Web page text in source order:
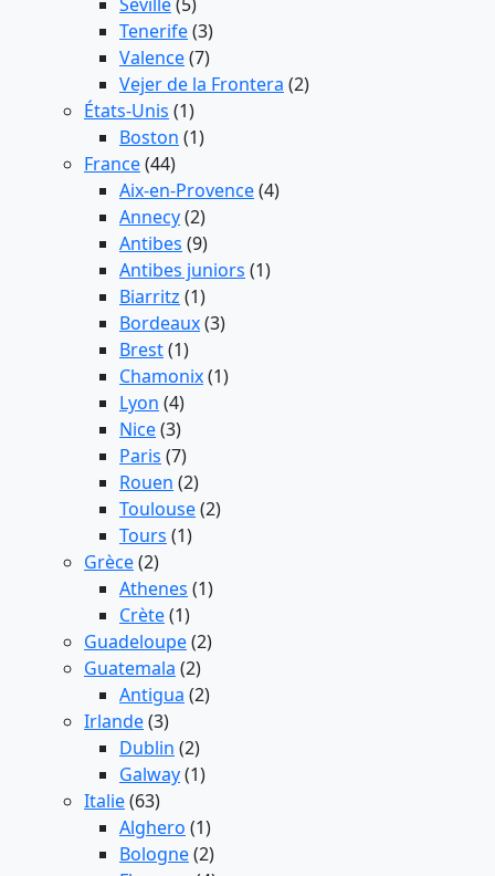
Tenerife(3)
Valence(7)
Vejer de la Frontera (2)
États-Unis (1)
Boston (1)
France(44)
Aix-en-Provence(4)
Annecy(2)
Antibes (9)
Antibes juniors (1)
Biarritz (1)
Bordeaux(3)
Brest(1)
Chamonix(1)
Lyon (4)
Nice(3)
Paris (7)
Rouen (2)
Toulouse(2)
Tours (1)
Grèce(2)
Athenes (1)
Crète(1)
Guadeloupe(2)
Guatemala (2)
Antigua (2)
Irlande(3)
Dublin (2)
Galway(1)
Italie(63)
Alghero (1)
Bologne(2)